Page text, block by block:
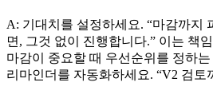
A: 기대치를 설정하세요. “마감까지
면, 그것 없이 진행합니다.” 이는 책
마감이 중요할 때 우선순위를 정하
리마인더를 자동화하세요. “V2 검토